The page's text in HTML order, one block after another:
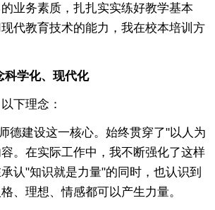
务素质，扎扎实实练好教学基本
代教育技术的能力，我在校本培训方
学化、现代化
下理念：
建设这一核心。始终贯穿了"以人为
。在实际工作中，我不断强化了这样
认"知识就是力量"的同时，也认识到
、理想、情感都可以产生力量。